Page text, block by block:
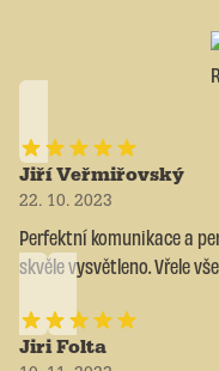
Jiří Veřmiřovský
22. 10. 2023
Perfektní komunikace a
skvěle vysvětleno. Vřele
Jiri Folta